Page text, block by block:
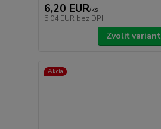
6,20 EUR/ks
5,04 EUR bez DPH
Zvoliť variant
Akcia